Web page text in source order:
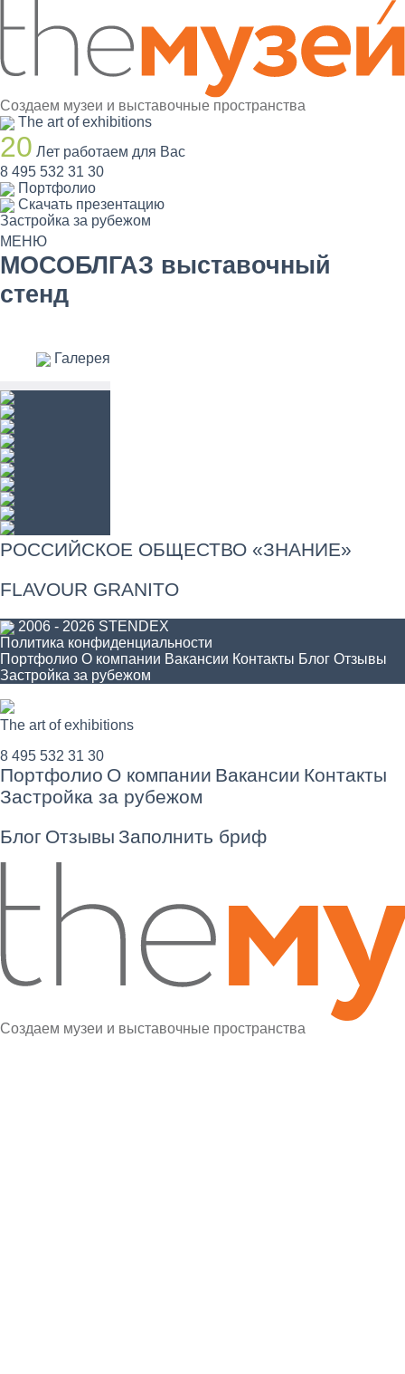
Создаем музеи и выставочные пространства
The art of exhibitions
20 Лет работаем для Вас
8 495 532 31 30
Портфолио
Скачать презентацию
Застройка за рубежом
МЕНЮ
МОСОБЛГАЗ выставочный
стенд
Галерея
РОССИЙСКОЕ ОБЩЕСТВО «ЗНАНИЕ»
FLAVOUR GRANITO
2006 - 2026 STENDEX
Политика конфиденциальности
Портфолио О компании Вакансии Контакты Блог Отзывы
Застройка за рубежом
The art of exhibitions
8 495 532 31 30
Портфолио О компании Вакансии Контакты
Застройка за рубежом
Блог Отзывы Заполнить бриф
Создаем музеи и выставочные пространства